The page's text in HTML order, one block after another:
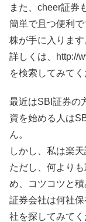
また、cheer証券
簡単で且つ便利
株が手に入ります
詳しくは、http://
を検索してみてく
最近はSBI証券の
資を始める人は
ん。
しかし、私は楽
ただし、何より
め、コツコツと積
証券会社は何社
社を探してみてく